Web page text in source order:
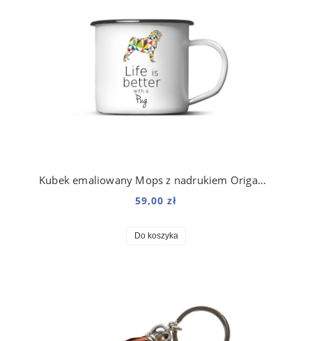
Kubek emaliowany Mops z nadrukiem Origami Biały
59,00 zł
Do koszyka